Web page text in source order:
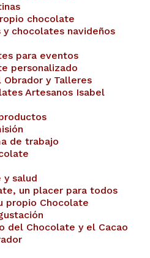
chocolate
y chocolates navideños
para eventos
personalizado
Obrador y Talleres
Artesanos Isabel
de trabajo
y salud
un placer para todos
propio Chocolate
del Chocolate y el Cacao